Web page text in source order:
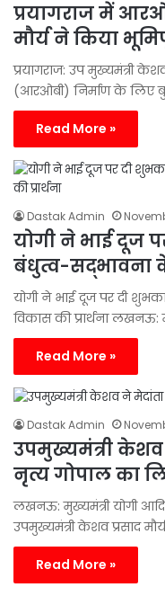
प्रयागराज में
मौर्य ने किया
प्रयागराज: उप मुख्यमंत्री
(आरओबी) निर्माण के लिए
Read More »
Dastak Admin
योगी ने भाई दूज
बंधुत्व-सद्भावना के
योगी ने भाई दूज पर दी
विकास की प्रार्थना लखनऊ:
Read More »
Dastak Admin
उपमुख्यमंत्री
नृत्य गोपाल का
लखनऊ: मुख्यमंत्री योगी
उपमुख्यमंत्री केशव प्रसाद
Read More »